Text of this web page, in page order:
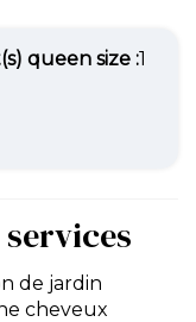
queen size :1
de jardin
cheveux